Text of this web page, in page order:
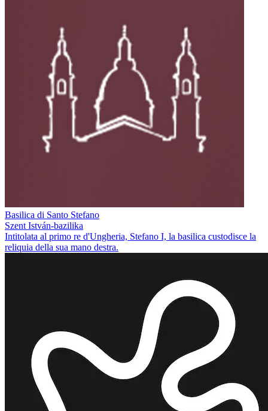
Basilica di Santo Stefano
Szent István-bazilika
Intitolata al primo re d'Ungheria, Stefano I, la basilica custodisce la
reliquia della sua mano destra.